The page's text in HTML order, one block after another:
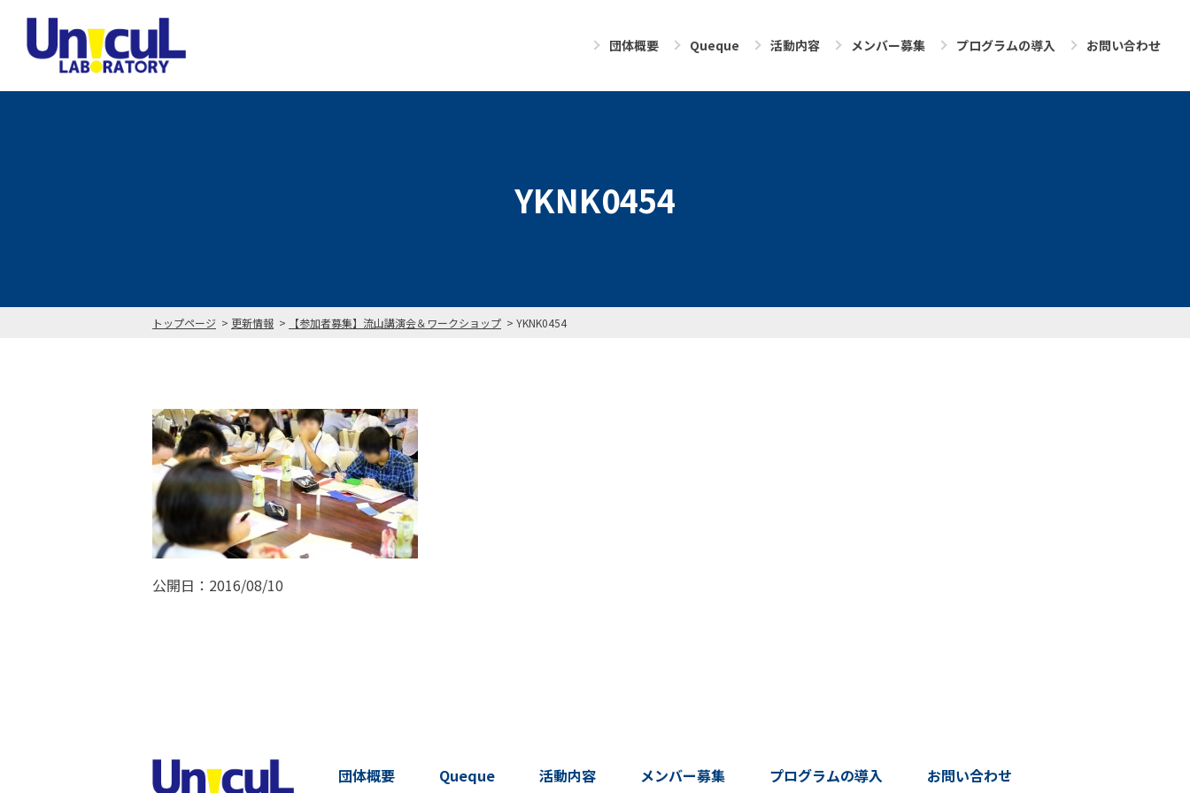
団体概要 Queque 活動内容 メンバー募集 プログラムの導入 お問い合わせ
YKNK0454
トップページ 更新情報 【参加者募集】流山講演会＆ワークショップ YKNK0454
公開日：2016/08/10
団体概要 Queque 活動内容 メンバー募集 プログラムの導入 お問い合わせ